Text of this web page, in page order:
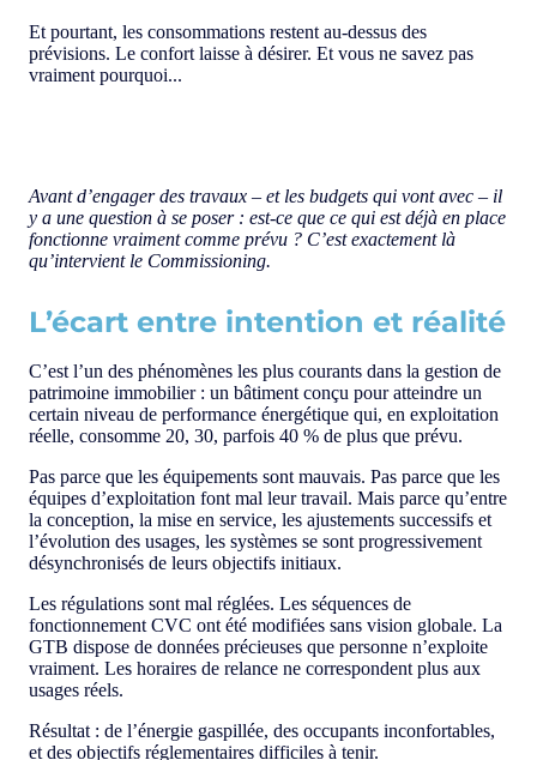
Et pourtant, les consommations restent au-dessus des
prévisions. Le confort laisse à désirer. Et vous ne savez pas
vraiment pourquoi...
Avant d’engager des travaux – et les budgets qui vont avec – il
y a une question à se poser : est-ce que ce qui est déjà en place
fonctionne vraiment comme prévu ? C’est exactement là
qu’intervient le Commissioning.
L’écart entre intention et réalité
C’est l’un des phénomènes les plus courants dans la gestion de
patrimoine immobilier : un bâtiment conçu pour atteindre un
certain niveau de performance énergétique qui, en exploitation
réelle, consomme 20, 30, parfois 40 % de plus que prévu.
Pas parce que les équipements sont mauvais. Pas parce que les
équipes d’exploitation font mal leur travail. Mais parce qu’entre
la conception, la mise en service, les ajustements successifs et
l’évolution des usages, les systèmes se sont progressivement
désynchronisés de leurs objectifs initiaux.
Les régulations sont mal réglées. Les séquences de
fonctionnement CVC ont été modifiées sans vision globale. La
GTB dispose de données précieuses que personne n’exploite
vraiment. Les horaires de relance ne correspondent plus aux
usages réels.
Résultat : de l’énergie gaspillée, des occupants inconfortables,
et des objectifs réglementaires difficiles à tenir.